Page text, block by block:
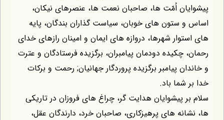
پيشوايان اُمّت ها، صاحبان نعمت ها، عنصرهاى نيكان،
اساس و ستون هاى خوبان، سياست گذاران بندگان، پايه
هاى استوار شهرها، دروازه هاى ايمان و امينان رازهاى خداى
رحمان، چكيده دودمان پيامبران، برگزيده فرستادگان و عترت
و خاندان پيامبر برگزيده پروردگار جهانيان; رحمت و بركات
خدا بر شما باد.
سلام بر پيشوايان هدايت گر، چراغ هاى فروزان در تاريكى
ها، نشانه هاى پرهيزكارى، صاحبان خرد، دارندگان عقل،